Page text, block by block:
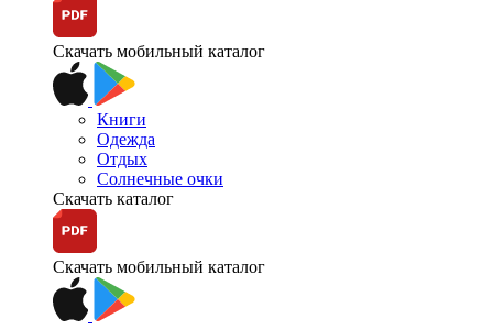
Скачать мобильный каталог
Книги
Одежда
Отдых
Солнечные очки
Скачать каталог
Скачать мобильный каталог